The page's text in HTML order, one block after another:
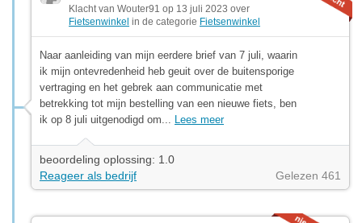
Klacht van Wouter91 op 13 juli 2023 over
Fietsenwinkel in de categorie Fietsenwinkel
Naar aanleiding van mijn eerdere brief van 7 juli, waarin
ik mijn ontevredenheid heb geuit over de buitensporige
vertraging en het gebrek aan communicatie met
betrekking tot mijn bestelling van een nieuwe fiets, ben
ik op 8 juli uitgenodigd om... Lees meer
beoordeling oplossing: 1.0
Reageer als bedrijf
Gelezen 461